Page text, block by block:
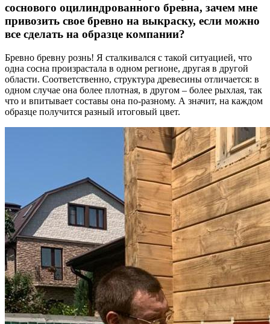
соснового оцилиндрованного бревна, зачем мне
привозить свое бревно на выкраску, если можно
все сделать на образце компании?
Бревно бревну рознь! Я сталкивался с такой ситуацией, что
одна сосна произрастала в одном регионе, другая в другой
области. Соответственно, структура древесины отличается: в
одном случае она более плотная, в другом – более рыхлая, так
что и впитывает составы она по-разному. А значит, на каждом
образце получится разный итоговый цвет.